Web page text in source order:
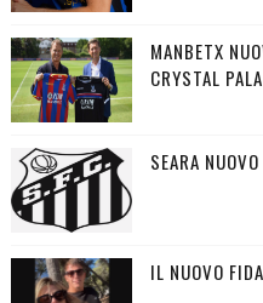
MANBETX
CRYSTAL
SEARA
IL NUOVO